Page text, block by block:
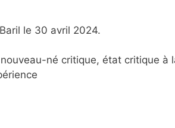
le 30 avril 2024.
né critique, état critique à